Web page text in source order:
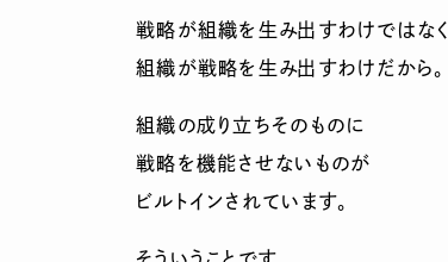
戦略が組織を生み出すわけではなく
組織が戦略を生み出すわけだから。
組織の成り立ちそのものに
戦略を機能させないものが
ビルトインされています。
そういうことです。